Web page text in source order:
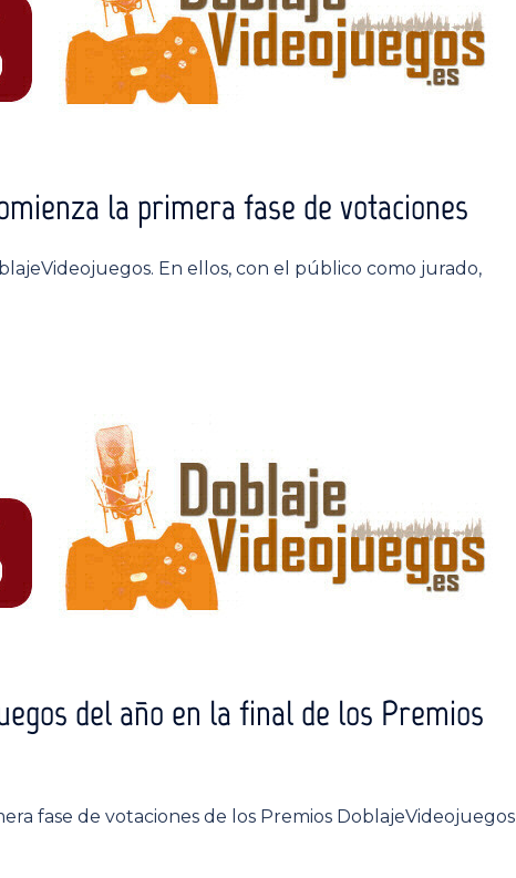
la primera fase de votaciones
En ellos, con el público como jurado,
del año en la final de los Premios
fase de votaciones de los Premios DoblajeVideojuegos